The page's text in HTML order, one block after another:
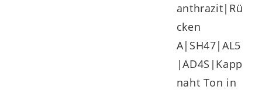
anthrazit|Rü
cken
A|SH47|AL5
|AD4S|Kapp
naht Ton in